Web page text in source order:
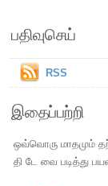
பதிவுசெய்
RSS
இதைப்பற்றி
ஒவ்வொரு மாதமும்
தி டே வை படித்து